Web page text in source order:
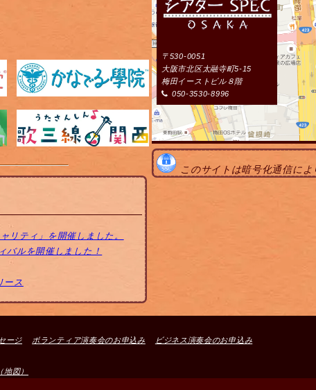
リティ」を開催しました。
バルを開催しました！
ース
〒530-0051
大阪市北区太融寺町5-15
梅田イーストビル８階
050-3530-8996
このサイトは暗号化通信に
ージ ボランティア演奏会のお申込み
ビジネス演奏会のお申込み
地図）